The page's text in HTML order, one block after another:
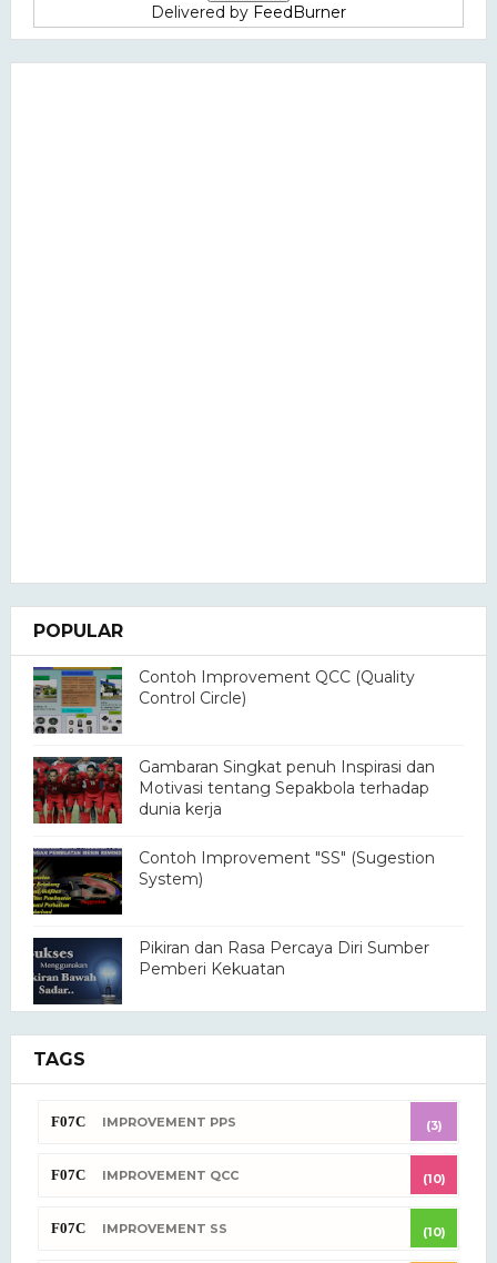
Delivered by FeedBurner
POPULAR
Contoh Improvement QCC (Quality
Control Circle)
Gambaran Singkat penuh Inspirasi dan
Motivasi tentang Sepakbola terhadap
dunia kerja
Contoh Improvement "SS" (Sugestion
System)
Pikiran dan Rasa Percaya Diri Sumber
Pemberi Kekuatan
Inspirasi dan Motivasi Filosofi Pohon
Contoh Improvement "SS" (Sugestion
Melakukan Sesuatu
TAGS
IMPROVEMENT PPS (3)
IMPROVEMENT QCC (10)
IMPROVEMENT SS (10)